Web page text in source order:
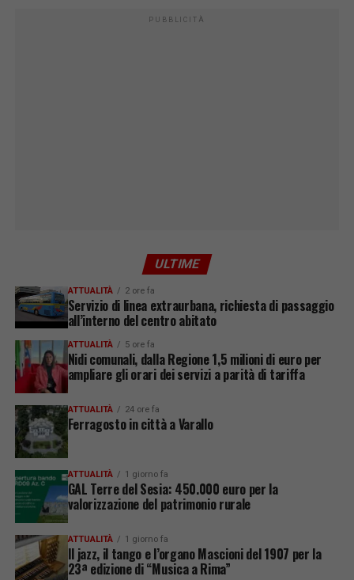
PUBBLICITÀ
ULTIME
ATTUALITÀ 2 ore fa
Servizio di linea extraurbana, richiesta di passaggio
all’interno del centro abitato
ATTUALITÀ 5 ore fa
Nidi comunali, dalla Regione 1,5 milioni di euro per
ampliare gli orari dei servizi a parità di tariffa
ATTUALITÀ 24 ore fa
Ferragosto in città a Varallo
ATTUALITÀ 1 giorno fa
GAL Terre del Sesia: 450.000 euro per la
valorizzazione del patrimonio rurale
ATTUALITÀ 1 giorno fa
Il jazz, il tango e l’organo Mascioni del 1907 per la
23ª edizione di “Musica a Rima”